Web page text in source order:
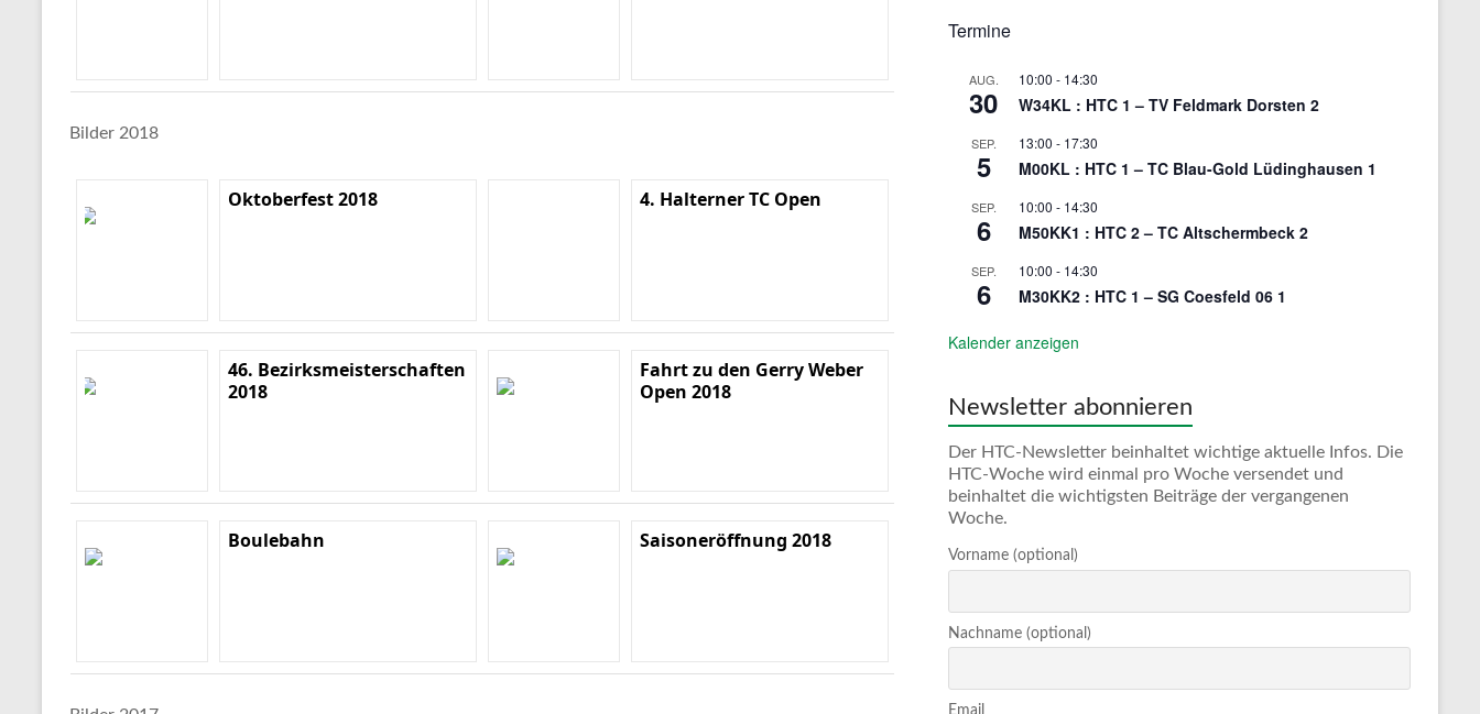
Bilder 2018
Oktoberfest 2018 4. Halterner TC Open
46. Bezirksmeisterschaften
2018
Fahrt zu den Gerry Weber
Open 2018
Boulebahn Saisoneröffnung 2018
Termine
AUG.
30
10:00 - 14:30
W34KL : HTC 1 – TV Feldmark Dorsten 2
SEP.
5
13:00 - 17:30
M00KL : HTC 1 – TC Blau-Gold Lüdinghausen 1
SEP.
6
10:00 - 14:30
M50KK1 : HTC 2 – TC Altschermbeck 2
SEP.
6
10:00 - 14:30
M30KK2 : HTC 1 – SG Coesfeld 06 1
Kalender anzeigen
Newsletter abonnieren
Der HTC-Newsletter beinhaltet wichtige aktuelle Infos. Die
HTC-Woche wird einmal pro Woche versendet und
beinhaltet die wichtigsten Beiträge der vergangenen
Woche.
Vorname (optional)
Nachname (optional)